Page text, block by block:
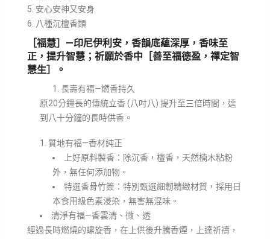
安心安神又安身
八種沉檀香類
［福慧］—印尼伊利安，香韻底蘊深厚，香味至
正，提升智慧；祈願於香中［善至福德盈，禪定智
慧生］。
長壽有福—燃香持久
原20分鐘長的傳統立香 (八吋八) 提升至三倍時間，達
到八十分鐘的長時供香。
質地有福—香材純正
上好原料製香：除沉香，檀香，天然楠木粘粉
外，無任何添加物。
特選香骨竹簽：特別甄選細韌精緻材質，採用日
本食用級色素浸染，無害無混味。
清淨有福—香雲清、微、透
經過長時燃燒的螺旋香，在上供後升騰香煙，上達祈禱，